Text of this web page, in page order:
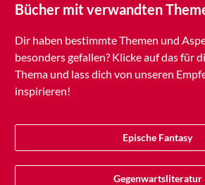
Bücher mit verwandten
Dir haben bestimmte Themen und
besonders gefallen? Klicke auf das für
Thema und lass dich von unseren
inspirieren!
Epische Fantasy
Gegenwartsliteratur